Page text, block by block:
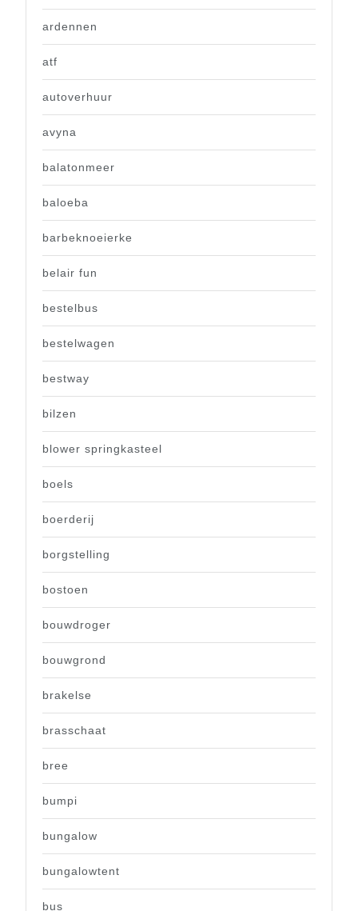
ardennen
atf
autoverhuur
avyna
balatonmeer
baloeba
barbeknoeierke
belair fun
bestelbus
bestelwagen
bestway
bilzen
blower springkasteel
boels
boerderij
borgstelling
bostoen
bouwdroger
bouwgrond
brakelse
brasschaat
bree
bumpi
bungalow
bungalowtent
bus